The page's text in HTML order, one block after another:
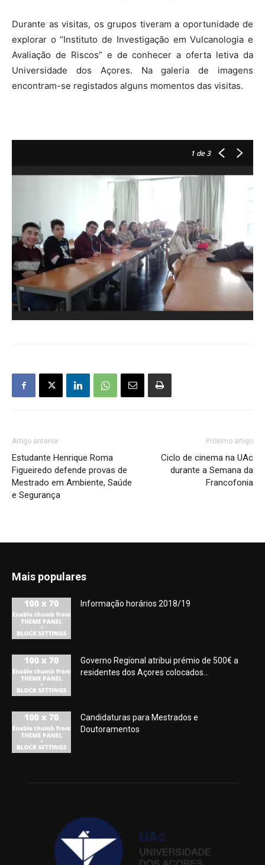
Durante as visitas, os grupos tiveram a oportunidade de
explorar o “Instituto de Investigação em Vulcanologia e
Avaliação de Riscos” e de conhecer a oferta letiva da
Universidade dos Açores. Na galeria de imagens
encontram-se registados alguns momentos das visitas.
1 de 3
Artigo anterior
Estudante Henrique Roma
Figueiredo defende provas de
Mestrado em Ambiente, Saúde
e Segurança
Próximo artigo
Ciclo de cinema na UAc
durante a Semana da
Francofonia
Mais populares
Informação horários 2018/19
Governo Regional atribui prémio de 500€ a
residentes dos Açores colocados...
Candidaturas para Mestrados e
Doutoramentos